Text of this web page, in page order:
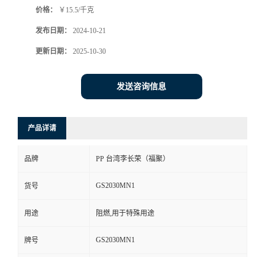
价格： ￥15.5/千克
发布日期： 2024-10-21
更新日期： 2025-10-30
发送咨询信息
产品详请
品牌 PP 台湾李长荣（福聚）
货号 GS2030MN1
用途 阻燃,用于特殊用途
牌号 GS2030MN1